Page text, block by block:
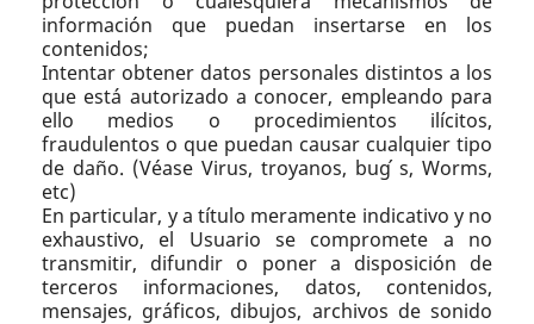
información que puedan insertarse en los
contenidos;
Intentar obtener datos personales distintos a los
que está autorizado a conocer, empleando para
ello medios o procedimientos ilícitos,
fraudulentos o que puedan causar cualquier tipo
de daño. (Véase Virus, troyanos, bug ́s, Worms,
etc)
En particular, y a título meramente indicativo y no
exhaustivo, el Usuario se compromete a no
transmitir, difundir o poner a disposición de
terceros informaciones, datos, contenidos,
mensajes, gráficos, dibujos, archivos de sonido